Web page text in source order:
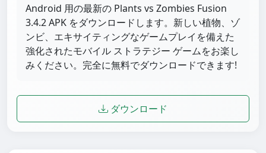
Android 用の最新の Plants vs Zombies Fusion
3.4.2 APK をダウンロードします。新しい植物、ゾ
ンビ、エキサイティングなゲームプレイを備えた
強化されたモバイル ストラテジー ゲームをお楽し
みください。完全に無料でダウンロードできます!
ダウンロード